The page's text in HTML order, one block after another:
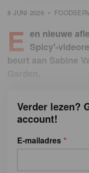
8 JUNI 2026 •
E en nieuwe
Spicy'-
beurt aan Sabine
Verder lezen?
account!
E-mailadres